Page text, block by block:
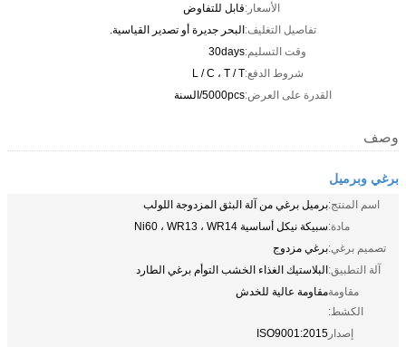
الأسعار:قابل للتفاوض
تفاصيل التغليف:البحر جديرة أو تصدير القياسية.
وقت التسليم:30days
شروط الدفع:L / C ، T / T
القدرة على العرض:5000pcs/السنة
وصف
برغي وبرميل
اسم المنتج:برميل برغي من آلة البثق المزدوجة اللولب
مادة:سبيكة نيكل أساسية Ni60 ، WR13 ، WR14
تصميم برغي:برغي مزدوج
آلة التطبيق:البلاستيك الغذاء الخشب التوأم برغي الطارد
مقاومة
الكشط:
مقاومة عالية للخدش
إصدار ISO9001:2015